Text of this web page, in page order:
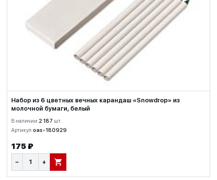
Набор из 6 цветных вечных карандаш «Snowdrop» из
молочной бумаги, белый
В наличии:2 187 шт.
Артикул:oas-180929
175 ₽
− + В КОРЗИНУ